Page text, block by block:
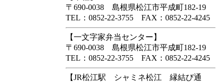
〒690-0038 島根県松江市平成町182-19
TEL：0852-22-3755 FAX：0852-22-4245
【一文字家弁当センター】
〒690-0038 島根県松江市平成町182-19
TEL：0852-22-3755 FAX：0852-22-4245
【JR松江駅 シャミネ松江 縁結び通